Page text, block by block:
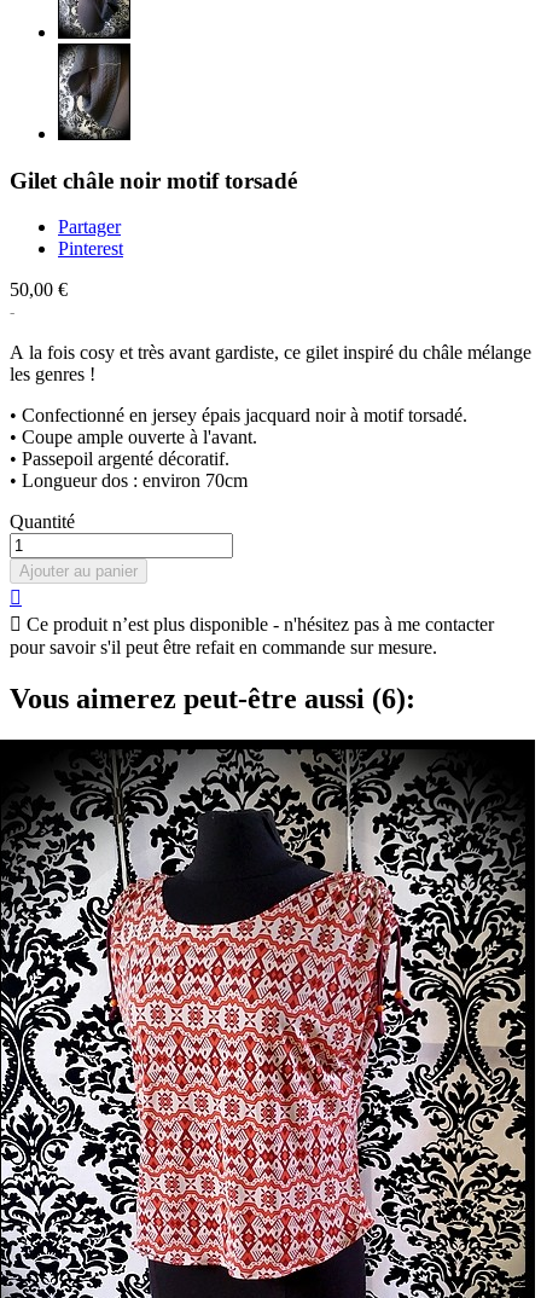
Gilet châle noir motif torsadé
Partager
Pinterest
50,00 €
A la fois cosy et très avant gardiste, ce gilet inspiré du châle mélange
les genres !
• Confectionné en jersey épais jacquard noir à motif torsadé.
• Coupe ample ouverte à l'avant.
• Passepoil argenté décoratif.
• Longueur dos : environ 70cm
Quantité
Ajouter au panier

 Ce produit n’est plus disponible - n'hésitez pas à me contacter
pour savoir s'il peut être refait en commande sur mesure.
Vous aimerez peut-être aussi (6):